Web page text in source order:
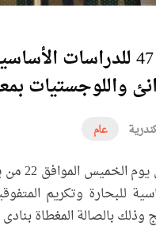
حفل تكريم الدفعة 47
واللوجستيات
عام
للبحارة وتكريم